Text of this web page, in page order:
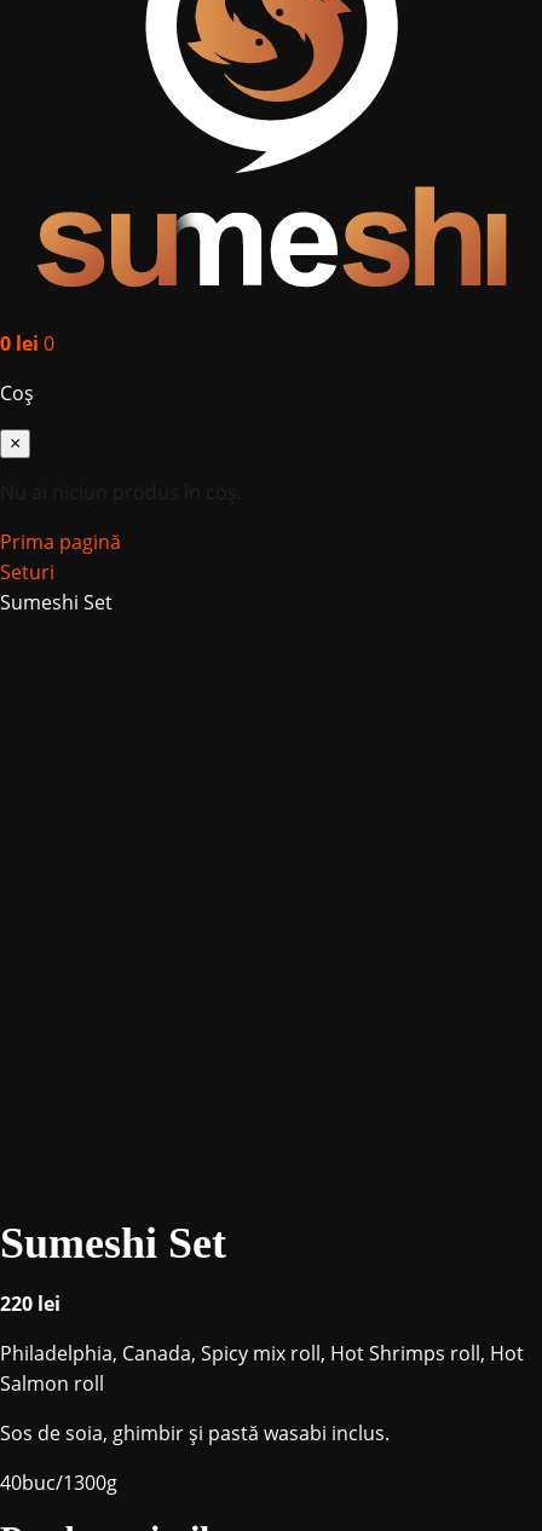
0 lei 0
Coș
×
Prima pagină
Seturi
Sumeshi Set
Sumeshi Set
220 lei
Philadelphia, Canada, Spicy mix roll, Hot Shrimps roll, Hot
Salmon roll
Sos de soia, ghimbir și pastă wasabi inclus.
40buc/1300g